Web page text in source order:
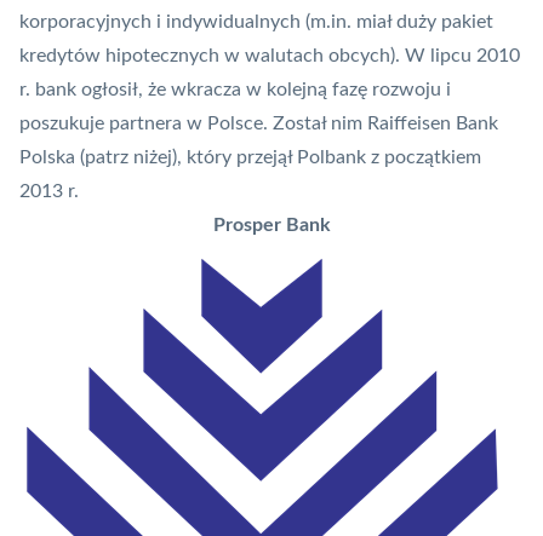
korporacyjnych i indywidualnych (m.in. miał duży pakiet
kredytów hipotecznych w walutach obcych). W lipcu 2010
r. bank ogłosił, że wkracza w kolejną fazę rozwoju i
poszukuje partnera w Polsce. Został nim Raiffeisen Bank
Polska (patrz niżej), który przejął Polbank z początkiem
2013 r.
Prosper Bank